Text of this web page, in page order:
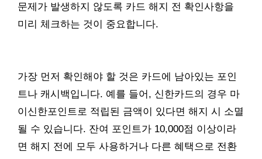
문제가 발생하지 않도록 카드 해지 전 확인사항을
미리 체크하는 것이 중요합니다.
가장 먼저 확인해야 할 것은 카드에 남아있는 포인
트나 캐시백입니다. 예를 들어, 신한카드의 경우 마
이신한포인트로 적립된 금액이 있다면 해지 시 소멸
될 수 있습니다. 잔여 포인트가 10,000점 이상이라
면 해지 전에 모두 사용하거나 다른 혜택으로 전환